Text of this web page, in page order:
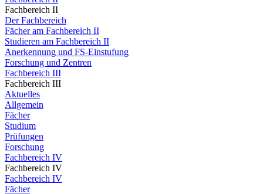
Fachbereich II
Der Fachbereich
Fächer am Fachbereich II
Studieren am Fachbereich II
Anerkennung und FS-Einstufung
Forschung und Zentren
Fachbereich III
Fachbereich III
Aktuelles
Allgemein
Fächer
Studium
Prüfungen
Forschung
Fachbereich IV
Fachbereich IV
Fachbereich IV
Fächer